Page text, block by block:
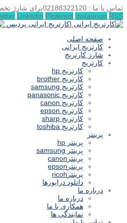
تماس با ما : 02188322120
برای شارژ
Linkedin Pinterest Instagram RSS
صفحه اصلی
کارتریج ایرانی
شارژ کارتریج
کارتریج
کارتریج hp
کارتریج brother
کارتریج samsung
کارتریج panasonic
کارتریج canon
کارتریج epson
کارتریج sharp
کارتریج toshiba
پرینتر
پرینتر hp
پرینتر samsung
پرینترcanon
پرینترepson
پرینترricoh
دانلود درایورها
درباره ما
درباره ما
همکاری با ما
نمایندگی ها